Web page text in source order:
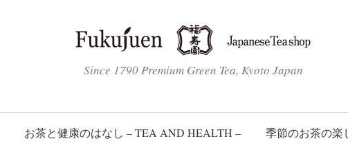
Since 1790 Premium Green Tea, Kyoto Japan
お茶と健康のはなし – TEA AND HEALTH – 季節のお茶の